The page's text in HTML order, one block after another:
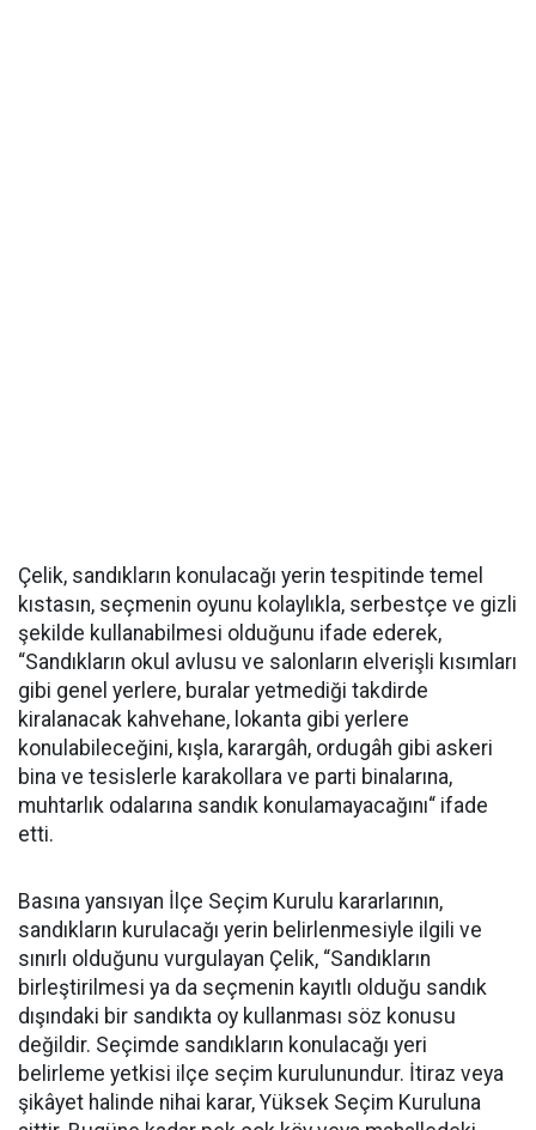
Çelik, sandıkların konulacağı yerin tespitinde temel
kıstasın, seçmenin oyunu kolaylıkla, serbestçe ve gizli
şekilde kullanabilmesi olduğunu ifade ederek,
“Sandıkların okul avlusu ve salonların elverişli kısımları
gibi genel yerlere, buralar yetmediği takdirde
kiralanacak kahvehane, lokanta gibi yerlere
konulabileceğini, kışla, karargâh, ordugâh gibi askeri
bina ve tesislerle karakollara ve parti binalarına,
muhtarlık odalarına sandık konulamayacağını“ ifade
etti.
Basına yansıyan İlçe Seçim Kurulu kararlarının,
sandıkların kurulacağı yerin belirlenmesiyle ilgili ve
sınırlı olduğunu vurgulayan Çelik, “Sandıkların
birleştirilmesi ya da seçmenin kayıtlı olduğu sandık
dışındaki bir sandıkta oy kullanması söz konusu
değildir. Seçimde sandıkların konulacağı yeri
belirleme yetkisi ilçe seçim kurulunundur. İtiraz veya
şikâyet halinde nihai karar, Yüksek Seçim Kuruluna